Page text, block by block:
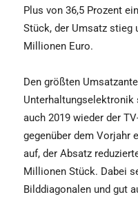
Plus von 36,5 Prozent
Stück, der Umsatz stieg
Millionen Euro.
Den größten
auch 2019 wieder der
gegenüber dem Vorjahr
auf, der Absatz
Millionen Stück. Dabei
Bilddiagonalen und gut